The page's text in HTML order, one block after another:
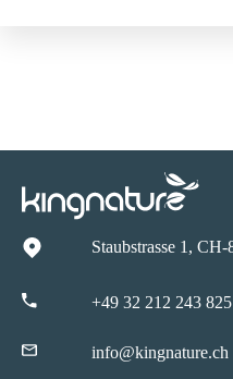
Staubstrasse 1,
+49 32 212 243 825
info@kingnature.ch